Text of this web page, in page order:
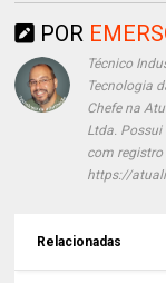
POR
Técnico
Tecnologia
Chefe na
Ltda.
com
https://
Relacionadas